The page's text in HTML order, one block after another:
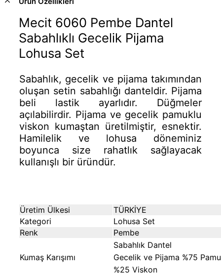
Mecit 6060 Pembe Dantel
Sabahlıklı Gecelik Pijama
Lohusa Set
Sabahlık, gecelik ve pijama takımından
oluşan setin sabahlığı danteldir. Pijama
beli lastik ayarlıdır. Düğmeler
açılabilirdir. Pijama ve gecelik pamuklu
viskon kumaştan üretilmiştir, esnektir.
Hamilelik ve lohusa döneminiz
boyunca size rahatlık sağlayacak
kullanışlı bir üründür.
Üretim Ülkesi
TÜRKİYE
Kategori
Lohusa Set
Renk
Pembe
Kumaş Karışımı
Sabahlık Dantel
Gecelik ve Pijama %75
%25 Viskon